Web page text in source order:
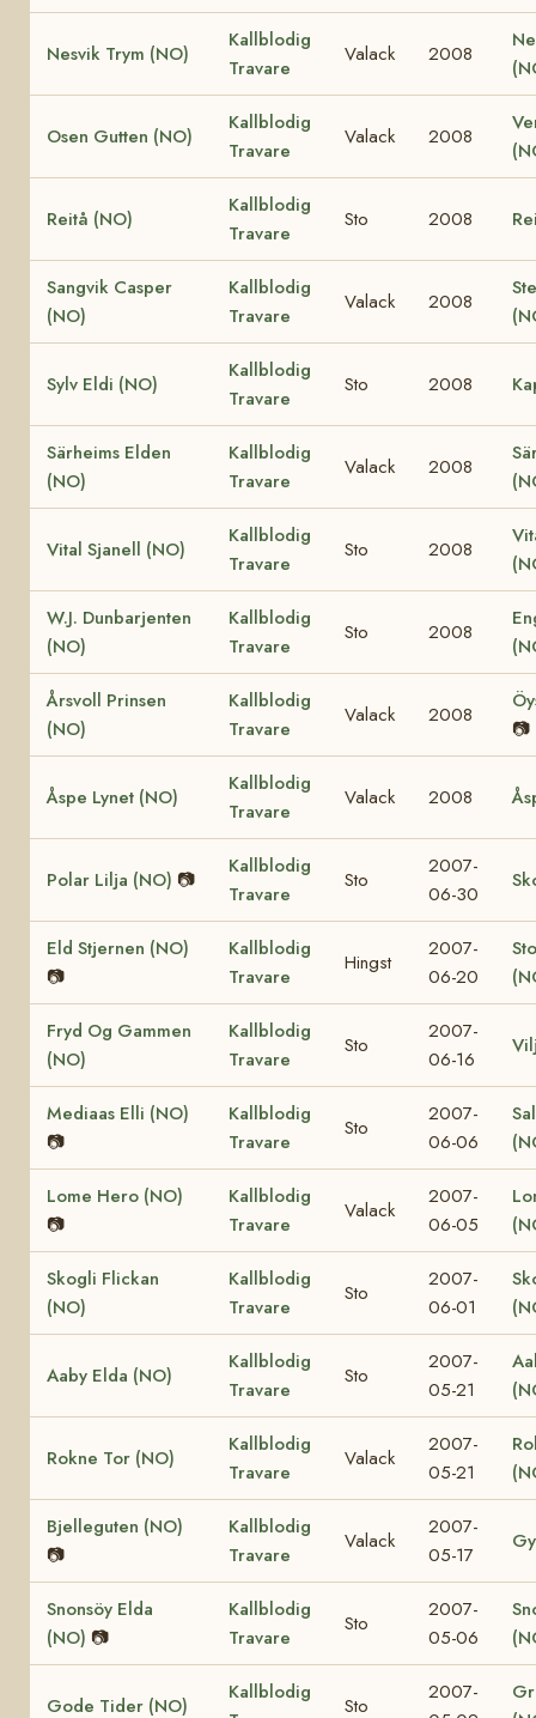
Nesvik Trym (NO)
Kallblodig
Travare
Valack 2008
Osen Gutten (NO)
Kallblodig
Travare
Valack 2008
Reitå (NO)
Kallblodig
Travare
Sto 2008
Sangvik Casper
(NO)
Kallblodig
Travare
Valack 2008
Sylv Eldi (NO)
Kallblodig
Travare
Sto 2008
Särheims Elden
(NO)
Kallblodig
Travare
Valack 2008
Vital Sjanell (NO)
Kallblodig
Travare
Sto 2008
W.J. Dunbarjenten
(NO)
Kallblodig
Travare
Sto 2008
Årsvoll Prinsen
(NO)
Kallblodig
Travare
Valack 2008
📷
Åspe Lynet (NO)
Kallblodig
Travare
Valack 2008
Polar Lilja (NO) 📷
Kallblodig
Travare
Sto
2007-
06-30
Eld Stjernen (NO)
📷
Kallblodig
Travare
Hingst
2007-
06-20
Fryd Og Gammen
(NO)
Kallblodig
Travare
Sto
2007-
06-16
Mediaas Elli (NO)
📷
Kallblodig
Travare
Sto
2007-
06-06
Lome Hero (NO)
📷
Kallblodig
Travare
Valack
2007-
06-05
Skogli Flickan
(NO)
Kallblodig
Travare
Sto
2007-
06-01
Aaby Elda (NO)
Kallblodig
Travare
Sto
2007-
05-21
Rokne Tor (NO)
Kallblodig
Travare
Valack
2007-
05-21
Bjelleguten (NO)
📷
Kallblodig
Travare
Valack
2007-
05-17
Snonsöy Elda
(NO) 📷
Kallblodig
Travare
Sto
2007-
05-06
Gode Tider (NO)
Kallblodig
Sto
2007-